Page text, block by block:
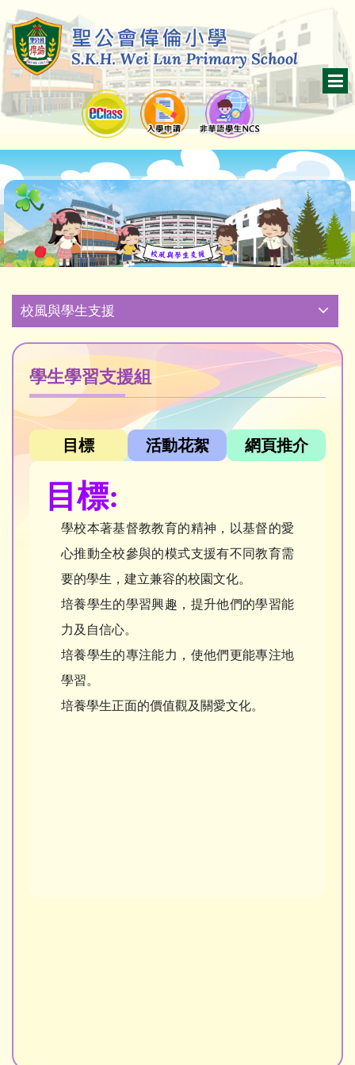
校風與學生支援
學生學習支援組
目標 活動花絮 網頁推介
目標:
學校本著基督教教育的精神，以基督的愛
心推動全校參與的模式支援有不同教育需
要的學生，建立兼容的校園文化。
培養學生的學習興趣，提升他們的學習能
力及自信心。
培養學生的專注能力，使他們更能專注地
學習。
培養學生正面的價值觀及關愛文化。